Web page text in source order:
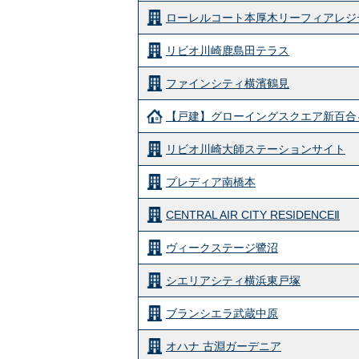
ローレルコート本厚木リーフィアレジ
リビオ川崎鹿島田テラス
ファインシティ横濱鶴見
【戸建】グローイングスクエア新百
リビオ川崎大師ステーションサイト
プレディア南橋本
CENTRAL AIR CITY RESIDENCEⅡ
ヴィークステージ鷺沼
シエリアシティ横浜東戸塚
ブランシエラ武蔵中原
オハナ 古淵ガーデニア